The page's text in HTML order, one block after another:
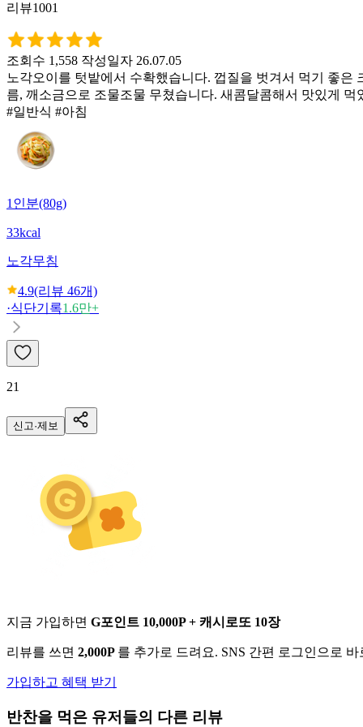
리뷰1001
조회수 1,558 작성일자 26.07.05
노각오이를 텃밭에서 수확했습니다. 껍질을 벗겨서 먹기 좋
름, 깨소금으로 조물조물 무쳤습니다. 새콤달콤해서 맛있게 먹
#일반식 #아침
1인분(80g)
33kcal
노각무침
4.9(리뷰 46개)
·식단기록1.6만+
21
신고·제보
지금 가입하면 G포인트 10,000P + 캐시로또 10장
리뷰를 쓰면 2,000P 를 추가로 드려요. SNS 간편 로그인으로
가입하고 혜택 받기
반찬을 먹은 유저들의 다른 리뷰